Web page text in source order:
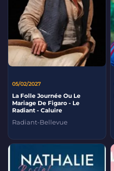
05/02/2027
La Folle Journée Ou Le
Mariage De Figaro - Le
Radiant - Caluire
Radiant-Bellevue